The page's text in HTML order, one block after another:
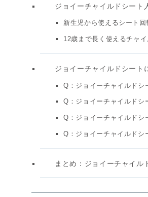
ジョイーチャイルドシート
新生児から使えるシート回
12歳まで長く使えるチャ
ジョイーチャイルドシート
Q：ジョイーチャイルドシ
Q：ジョイーチャイルドシ
Q：ジョイーチャイルドシ
Q：ジョイーチャイルドシ
まとめ：ジョイーチャイル